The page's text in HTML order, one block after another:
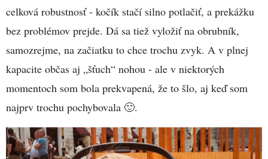
celková robustnosť - kočík stačí silno potlačiť, a prekážku
bez problémov prejde. Dá sa tiež vyložiť na obrubník,
samozrejme, na začiatku to chce trochu zvyk. A v plnej
kapacite občas aj „šťuch“ nohou - ale v niektorých
momentoch som bola prekvapená, že to šlo, aj keď som
najprv trochu pochybovala 🙂.